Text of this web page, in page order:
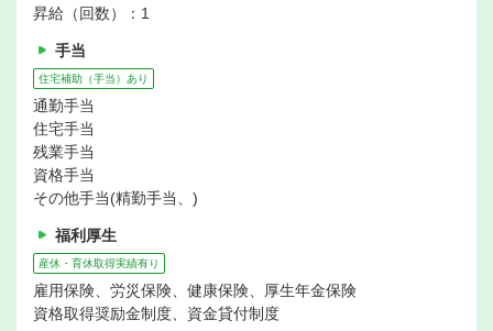
昇給（回数）：1
手当
住宅補助（手当）あり
通勤手当
住宅手当
残業手当
資格手当
その他手当(精勤手当、)
福利厚生
産休・育休取得実績有り
雇用保険、労災保険、健康保険、厚生年金保険
資格取得奨励金制度、資金貸付制度